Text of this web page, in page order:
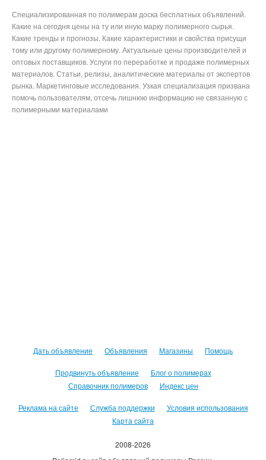
Специализированная по полимерам доска бесплатных объявлений.
Какие на сегодня цены на ту или иную марку полимерного сырья.
Какие тренды и прогнозы. Какие характеристики и свойства присущи
тому или другому полимерному. Актуальные цены производителей и
оптовых поставщиков. Услуги по переработке и продаже полимерных
материалов. Статьи, релизы, аналитические материалы от экспертов
рынка. Маркетинговые исследования. Узкая специализация призвана
помочь пользователям, отсечь лишнюю информацию не связанную с
полимерными материалами
Дать объявление Объявления Магазины Помощь
Продвинуть объявление
Блог о полимерах
Справочник полимеров
Индекс цен
Реклама на сайте Служба поддержки
Условия использования
Карта сайта
2008-2026